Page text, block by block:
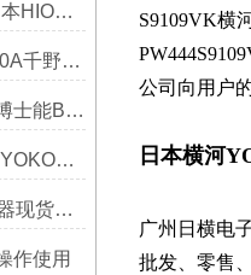
9669 9695-02 CT6500日本HIOKI菊水参数
KR2160-N0A KR2160-N0A千野CHINO技术参数
10-1911雷达测速仪美国博士能Bushnell
DY040-NBLAA2-2D横河YOKOGAWA选购指南
保定UT3-001-10-00调节器现货横河YOKGOAW说明书
作使用
S9109VK横
公司向用户
日本横河
广州日横电
批发、零售